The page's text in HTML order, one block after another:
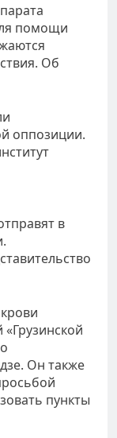
помощи
Об
оппозиции.
в
Он также
пункты